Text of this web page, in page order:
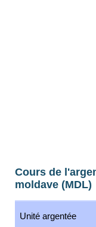
Cours de
moldave (MDL)
Unité argentée